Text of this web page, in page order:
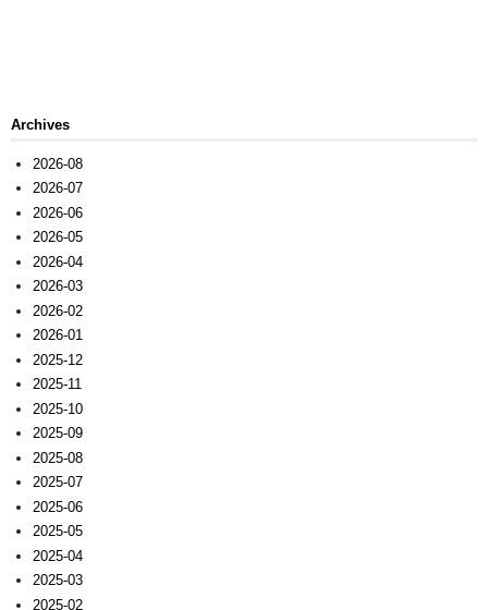
Archives
2026-08
2026-07
2026-06
2026-05
2026-04
2026-03
2026-02
2026-01
2025-12
2025-11
2025-10
2025-09
2025-08
2025-07
2025-06
2025-05
2025-04
2025-03
2025-02